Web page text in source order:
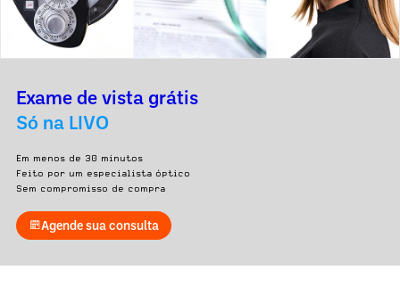
Exame de vista grátis
Só na LIVO
Em menos de 30 minutos
Feito por um especialista óptico
Sem compromisso de compra
Agende sua consulta